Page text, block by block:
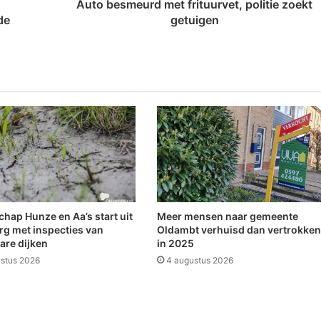
f
r
i
t
u
u
r
v
e
t
Auto besmeurd met frituurvet, politie zoekt
getuigen
Hunze en Aa’s start uit
met inspecties van
dijken
2026
Meer mensen naar gemeente
Oldambt verhuisd dan vertrokken
in 2025
4 augustus 2026